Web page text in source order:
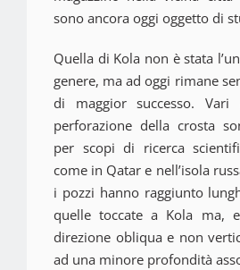
sono ancora oggi oggetto di
Quella di Kola non è stata
genere, ma ad oggi rimane
di maggior successo.
perforazione della crosta
per scopi di ricerca
come in Qatar e nell’isola
i pozzi hanno raggiunto
quelle toccate a Kola ma,
direzione obliqua e non
ad una minore profondità